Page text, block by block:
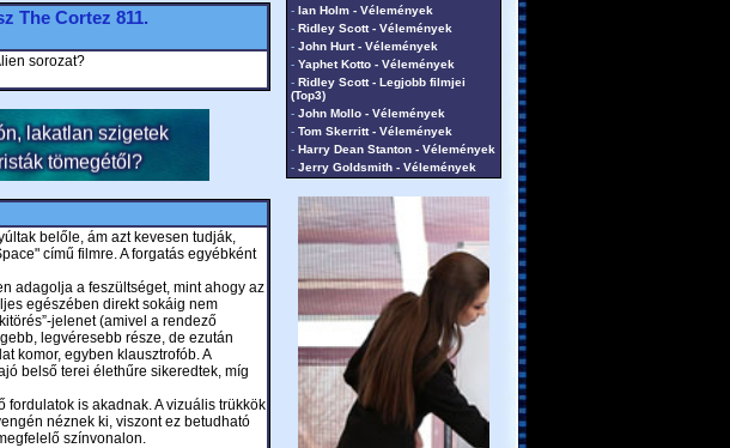
The Cortez 811.
sorozat?
belőle, ám azt kevesen tudják,
című filmre. A forgatás egyébként
adagolja a feszültséget, mint ahogy az
egészében direkt sokáig nem
jelenet (amivel a rendező
legvéresebb része, de ezután
komor, egyben klausztrofób. A
belső terei élethűre sikeredtek, míg
is akadnak. A vizuális trükkök
néznek ki, viszont ez betudható
színvonalon.
- Ian Holm - Vélemények
- Ridley Scott - Vélemények
- John Hurt - Vélemények
- Yaphet Kotto - Vélemények
- Ridley Scott - Legjobb filmjei
(Top3)
- John Mollo - Vélemények
- Tom Skerritt - Vélemények
- Harry Dean Stanton - Vélemények
- Jerry Goldsmith - Vélemények